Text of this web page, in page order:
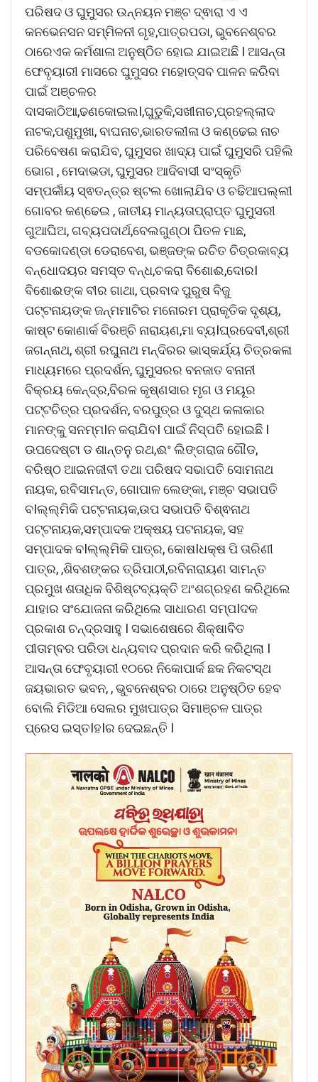
ପରିଷଦ ଓ ଘୁମୁସର ଉନ୍ନୟନ ମଞ୍ଚ ଦ୍ଵାରା ଏ ଏ
କନଭେନସନ ସମ୍ମିଳନୀ ଗୃହ,ପାତ୍ରପଡା, ଭୁବନେଶ୍ବର
ଠାରେଏକ କର୍ମଶାଳା ଅନୁଷ୍ଠିତ ହୋଇ ଯାଇଅଛି I ଆସନ୍ତା
ଫେବୃୟାରୀ ମାସରେ ଘୁମୁସର ମହୋତ୍ସବ ପାଳନ କରିବା
ପାଇଁ ଅଞ୍ଚଳର
ଦାସକାଠିଆ,ଢଣକୋଇଲI,ଘୁଡୁକି,ସଖୀନାଚ,ପ୍ରହଲ୍ଲାଦ
ନାଟକ,ପଶୁମୁଖା, ବାଘନାଚ,ଭାରତଲୀଳା ଓ କଣ୍ଢେଇ ନାଚ
ପରିବେଷଣ କରାଯିବ, ଘୁମୁସର ଖାଦ୍ୟ ପାଇଁ ଘୁମୁସରି ପହିଲି
ଭୋଗ , ମେଦାଭଡା, ଘୁମୁସର ଆଦିବାସୀ ସଂସ୍କୃତି
ସମ୍ପର୍କୀୟ ସ୍ଵତନ୍ତ୍ର ଷ୍ଟଲ ଖୋଲାଯିବ ଓ ଚଢିଆପଲ୍ଲୀ
ଗୋବର କଣ୍ଢେଇ , ଜାତୀୟ ମାନ୍ୟତାପ୍ରାପ୍ତ ଘୁମୁସରୀ
ଗୁଆଘିଅ, ଗବ୍ୟପଦାର୍ଥ,ବେଲଗୁଣ୍ଠା ପିତଳ ମାଛ,
ବଡକୋଦଣ୍ଡା ଡେରାବେଶ, ଭଞ୍ଜଙ୍କ ରଚିତ ଚିତ୍ରକାବ୍ୟ
ବନ୍ଧୋଦୟର ସମସ୍ତ ବନ୍ଧ,ଚକରା ବିଶୋଈ,ଦୋରI
ବିଶୋଈଙ୍କ ବୀର ଗାଥା, ପ୍ରବାଦ ପୁରୁଷ ବିଜୁ
ପଟ୍ଟନାୟଙ୍କ ଜନ୍ମମାଟିର ମନୋରମ ପ୍ରାକୃତିକ ଦୃଶ୍ୟ,
କାଷ୍ଟ କୋଣାର୍କ ବିରଞ୍ଚି ନାରାୟଣ,ମା ବ୍ୟIଘ୍ରଦେବୀ,ଶ୍ରୀ
ଜଗନ୍ନାଥ, ଶ୍ରୀ ରଘୁନାଥ ମନ୍ଦିରର ଭାସ୍କର୍ଯ୍ୟ ଚିତ୍ରକଳା
ମାଧ୍ୟମରେ ପ୍ରଦର୍ଶନ, ଘୁମୁସରର ବନଜାତ ବନାନୀ
ବିକ୍ରୟ କେନ୍ଦ୍ର,ବିରଳ କୃଷ୍ଣସାର ମୃଗ ଓ ମୟୂର
ପଟ୍ଟଚିତ୍ର ପ୍ରଦର୍ଶନ, ବରପୁତ୍ର ଓ ଦୁସ୍ଥ କଳାକାର
ମାନଙ୍କୁ ସନମ୍ମIନ କରାଯିବI ପାଇଁ ନିସ୍ପତି ହୋଇଛି I
ଉପଦେଷ୍ଟା ଡ ଶାନ୍ତନୁ ରଥ,ଈଂ ଲିଙ୍ଗରାଜ ଗୌଡ,
ବରିଷ୍ଠ ଆଇନଜୀବୀ ତଥା ପରିଷଦ ସଭାପତି ସୋମନାଥ
ନାୟକ, ରବିସାମନ୍ତ, ଗୋପାଳ ଲେଙ୍କା, ମଞ୍ଚ ସଭାପତି
ବIଲ୍ଲ୍ମିକି ପଟ୍ଟନାୟକ,ଉପ ସଭାପତି ବିଶ୍ଵନାଥ
ପଟ୍ଟନାୟକ,ସମ୍ପାଦକ ଅକ୍ଷୟ ପଟନାୟକ, ସହ
ସମ୍ପାଦକ ବIଲ୍ଲ୍ମିକି ପାତ୍ର, କୋଷIଧକ୍ଷ ପି ତାରିଣୀ
ପାତ୍ର, ,ଶିବଶଙ୍କର ତ୍ରିପାଠୀ,ରବିନାରାୟଣ ସାମନ୍ତ
ପ୍ରମୁଖ ଶତାଧିକ ବିଶିଷ୍ଟବ୍ୟକ୍ତି ଅଂଶଗ୍ରହଣ କରିଥିଲେ
ଯାହାର ସଂଯୋଜନା କରିଥିଲେ ସାଧାରଣ ସମ୍ପIଦକ
ପ୍ରକାଶ ଚନ୍ଦ୍ରସାହୁ I ସଭାଶେଷରେ ଶିକ୍ଷାବିତ
ପୀତାମ୍ବର ପରିଡା ଧନ୍ୟବାଦ ପ୍ରଦାନ କରି କରିଥିଲା I
ଆସନ୍ତା ଫେବୃୟାରୀ ୧୦ରେ ନିକୋପାର୍କ ଛକ ନିକଟସ୍ଥ
ଜୟଭାରତ ଭବନ, , ଭୁବନେଶ୍ବର ଠାରେ ଅନୁଷ୍ଠିତ ହେବ
ବୋଲି ମିଡିଆ ସେଲର ମୁଖପାତ୍ର ସିମାଞ୍ଚଳ ପାତ୍ର
ପ୍ରେସ ଇସ୍ତIହIର ଦେଇଛନ୍ତି I